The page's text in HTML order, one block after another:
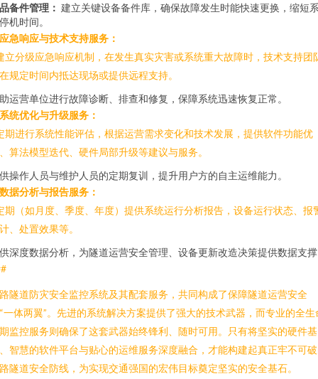
备件管理： 建立关键设备备件库，确保故障发生时能快速更换，缩短
机时间。
急响应与技术支持服务：
立分级应急响应机制，在发生真实灾害或系统重大故障时，技术支持团
规定时间内抵达现场或提供远程支持。
运营单位进行故障诊断、排查和修复，保障系统迅速恢复正常。
统优化与升级服务：
期进行系统性能评估，根据运营需求变化和技术发展，提供软件功能优
算法模型迭代、硬件局部升级等建议与服务。
操作人员与维护人员的定期复训，提升用户方的自主运维能力。
据分析与报告服务：
期（如月度、季度、年度）提供系统运行分析报告，设备运行状态、报
、处置效果等。
深度数据分析，为隧道运营安全管理、设备更新改造决策提供数据支
隧道防灾安全监控系统及其配套服务，共同构成了保障隧道运营安全
一体两翼”。先进的系统解决方案提供了强大的技术武器，而专业的全生
监控服务则确保了这套武器始终锋利、随时可用。只有将坚实的硬件基
智慧的软件平台与贴心的运维服务深度融合，才能构建起真正牢不可
隧道安全防线，为实现交通强国的宏伟目标奠定坚实的安全基石。